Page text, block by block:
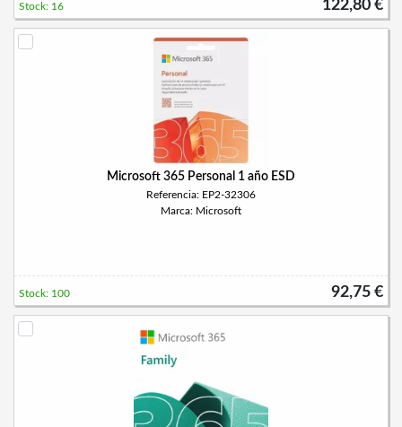
122,80 €
Stock: 16
Microsoft 365 Personal 1 año ESD
Referencia: EP2-32306
Marca: Microsoft
92,75 €
Stock: 100